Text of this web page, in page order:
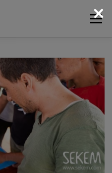
إلىالقائمة
أخبار البيئة